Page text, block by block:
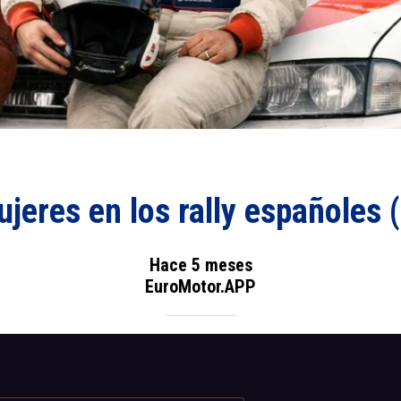
en los rally españoles
Hace 5 meses
EuroMotor.APP